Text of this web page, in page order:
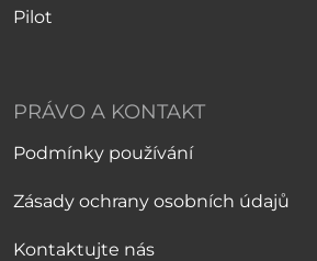
Pilot
PRÁVO A KONTAKT
Podmínky používání
Zásady ochrany osobních údajů
Kontaktujte nás